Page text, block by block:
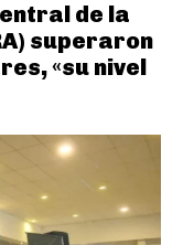
de la
superaron
«su nivel